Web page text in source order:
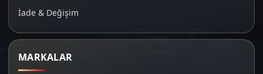
İade & Değişim
MARKALAR